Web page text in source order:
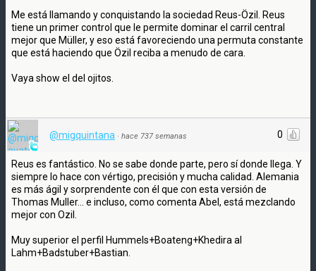
Me está llamando y conquistando la sociedad Reus-Özil. Reus
tiene un primer control que le permite dominar el carril central
mejor que Müller, y eso está favoreciendo una permuta constante
que está haciendo que Özil reciba a menudo de cara.
Vaya show el del ojitos.
0
@migquintana · hace 737 semanas
Reus es fantástico. No se sabe donde parte, pero sí donde llega. Y
siempre lo hace con vértigo, precisión y mucha calidad. Alemania
es más ágil y sorprendente con él que con esta versión de
Thomas Muller... e incluso, como comenta Abel, está mezclando
mejor con Ozil.
Muy superior el perfil Hummels+Boateng+Khedira al
Lahm+Badstuber+Bastian.